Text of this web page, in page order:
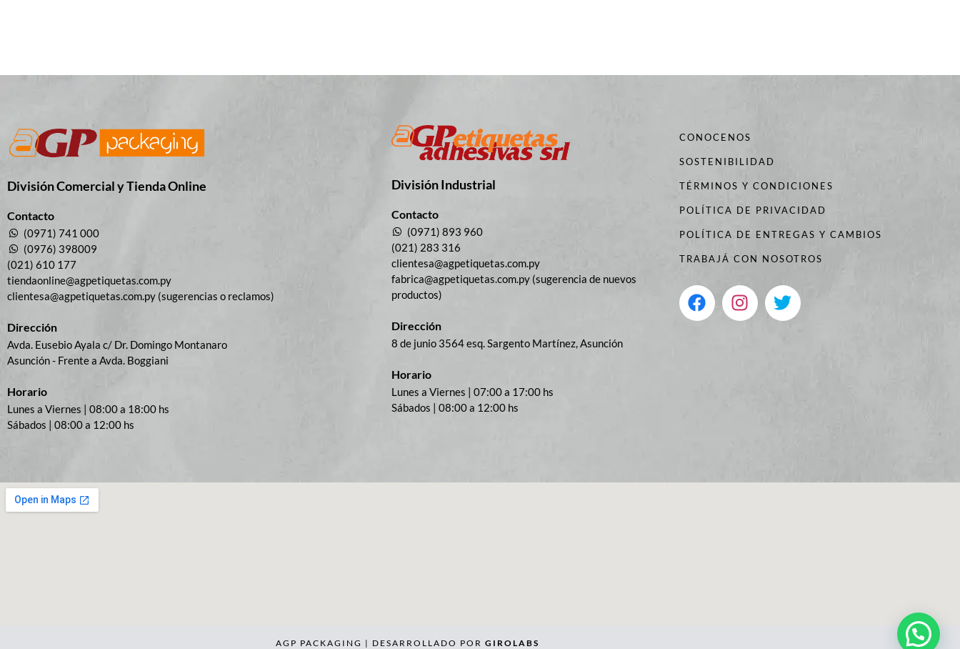
División Comercial​ y Tienda Online
Contacto
(0971) 741 000
(0976) 398009
(021) 610 177
tiendaonline@agpetiquetas.com.py
clientesa@agpetiquetas.com.py (sugerencias o reclamos)
Dirección
Avda. Eusebio Ayala c/ Dr. Domingo Montanaro
Asunción - Frente a Avda. Boggiani
Horario
Lunes a Viernes | 08:00 a 18:00 hs
Sábados | 08:00 a 12:00 hs
División Industrial​
Contacto
(0971) 893 960
(021) 283 316
clientesa@agpetiquetas.com.py
fabrica@agpetiquetas.com.py (sugerencia de nuevos
productos)
Dirección
8 de junio 3564 esq. Sargento Martínez, Asunción
Horario
Lunes a Viernes | 07:00 a 17:00 hs
Sábados | 08:00 a 12:00 hs
CONOCENOS
SOSTENIBILIDAD
TÉRMINOS Y CONDICIONES
POLÍTICA DE PRIVACIDAD
POLÍTICA DE ENTREGAS Y CAMBIOS
TRABAJÁ CON NOSOTROS
AGP PACKAGING | DESARROLLADO POR GIROLABS